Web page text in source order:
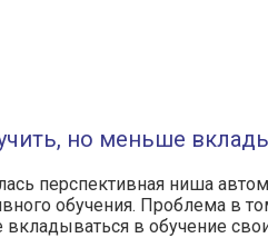
но меньше
перспективная ниша
обучения. Проблема в
в обучение